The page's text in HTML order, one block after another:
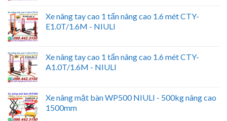
Xe nâng tay cao 1 tấn nâng cao 1.6 mét CTY-
E1.0T/1.6M - NIULI
Xe nâng tay cao 1 tấn nâng cao 1.6 mét CTY-
A1.0T/1.6M - NIULI
Xe nâng mặt bàn WP500 NIULI - 500kg nâng cao
1500mm